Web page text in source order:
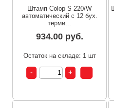
Штамп Colop S 220/W
автоматический с 12 бух.
терми...
934.00 руб.
Остаток на складе: 1 шт